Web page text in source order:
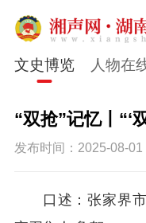
文史博览 人物在
“双抢”记忆丨“‘
发布时间：2025-08-01
口述：张家界